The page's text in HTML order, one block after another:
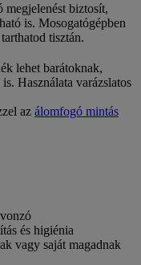
megjelenést biztosít,
is. Mosogatógépben
tisztán.
lehet barátoknak,
Használata varázslatos
az álomfogó mintás
és higiénia
vagy saját magadnak